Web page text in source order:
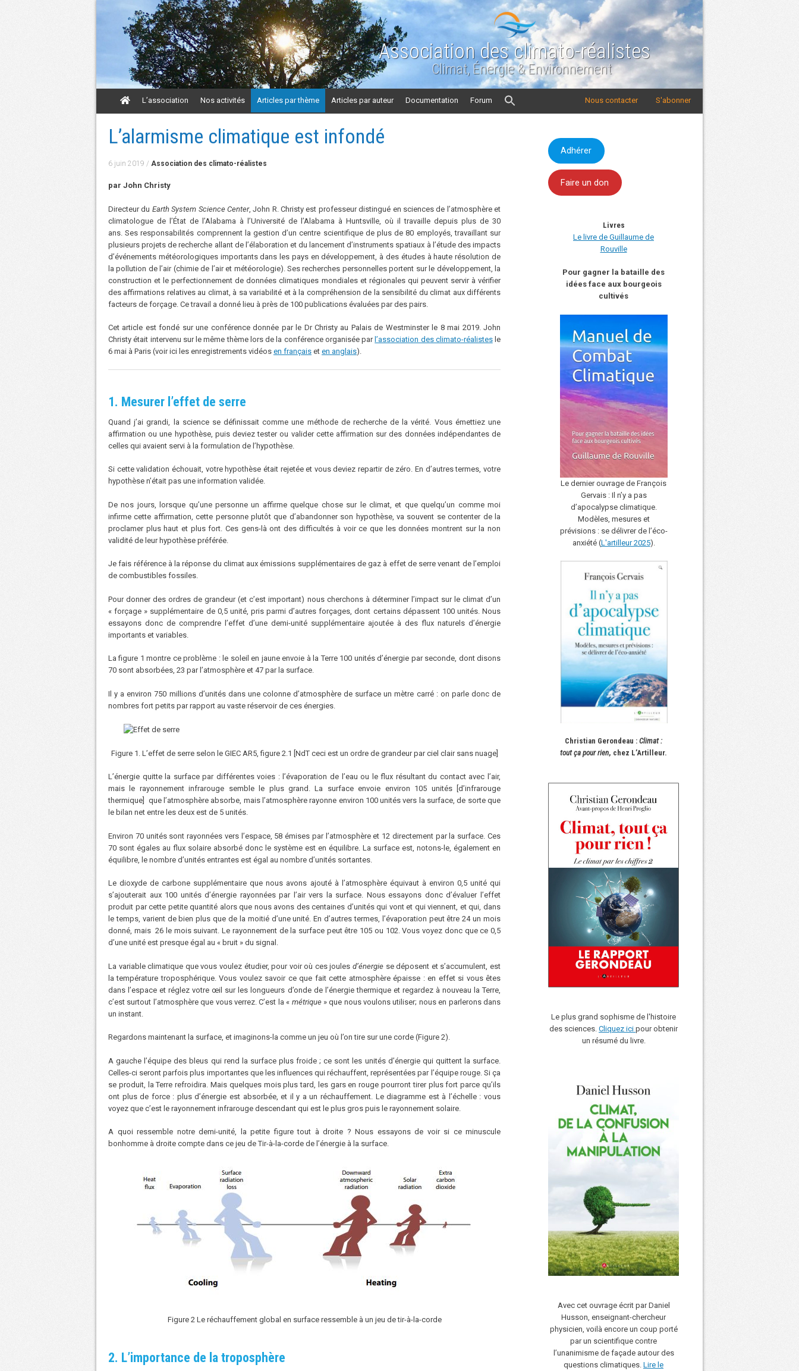
Association des climato-réalistes
Climat, Énergie & Environnement
L’association Nos activités Articles par thème Articles par auteur Documentation Forum S'abonner
Nous contacter
L’alarmisme climatique est infondé
6 juin 2019 / Association des climato-réalistes
par John Christy
Directeur du Earth System Science Center, John R. Christy est professeur distingué en sciences de l’atmosphère et
climatologue de l’État de l’Alabama à l’Université de l’Alabama à Huntsville, où il travaille depuis plus de 30
ans. Ses responsabilités comprennent la gestion d’un centre scientifique de plus de 80 employés, travaillant sur
plusieurs projets de recherche allant de l’élaboration et du lancement d’instruments spatiaux à l’étude des impacts
d’événements météorologiques importants dans les pays en développement, à des études à haute résolution de
la pollution de l’air (chimie de l’air et météorologie). Ses recherches personnelles portent sur le développement, la
construction et le perfectionnement de données climatiques mondiales et régionales qui peuvent servir à vérifier
des affirmations relatives au climat, à sa variabilité et à la compréhension de la sensibilité du climat aux différents
facteurs de forçage. Ce travail a donné lieu à près de 100 publications évaluées par des pairs.
Cet article est fondé sur une conférence donnée par le Dr Christy au Palais de Westminster le 8 mai 2019. John
Christy était intervenu sur le même thème lors de la conférence organisée par l’association des climato-réalistesle
6 mai à Paris (voir ici les enregistrements vidéos en français et en anglais).
1. Mesurer l’effet de serre
Quand j’ai grandi, la science se définissait comme une méthode de recherche de la vérité. Vous émettiez une
affirmation ou une hypothèse, puis deviez tester ou valider cette affirmation sur des données indépendantes de
celles qui avaient servi à la formulation de l’hypothèse.
Si cette validation échouait, votre hypothèse était rejetée et vous deviez repartir de zéro. En d’autres termes, votre
hypothèse n’était pas une information validée.
De nos jours, lorsque qu’une personne un affirme quelque chose sur le climat, et que quelqu’un comme moi
infirme cette affirmation, cette personne plutôt que d’abandonner son hypothèse, va souvent se contenter de la
proclamer plus haut et plus fort. Ces gens-là ont des difficultés à voir ce que les données montrent sur la non
validité de leur hypothèse préférée.
Je fais référence à la réponse du climat aux émissions supplémentaires de gaz à effet de serre venant de l’emploi
de combustibles fossiles.
Pour donner des ordres de grandeur (et c’est important) nous cherchons à déterminer l’impact sur le climat d’un
« forçage » supplémentaire de 0,5 unité, pris parmi d’autres forçages, dont certains dépassent 100 unités. Nous
essayons donc de comprendre l’effet d’une demi-unité supplémentaire ajoutée à des flux naturels d’énergie
importants et variables.
La figure 1 montre ce problème : le soleil en jaune envoie à la Terre 100 unités d’énergie par seconde, dont disons
70 sont absorbées, 23 par l’atmosphère et 47 par la surface.
Il y a environ 750 millions d’unités dans une colonne d’atmosphère de surface un mètre carré : on parle donc de
nombres fort petits par rapport au vaste réservoir de ces énergies.
Figure 1. L’effet de serre selon le GIEC AR5, figure 2.1 [NdT ceci est un ordre de grandeur par ciel clair sans nuage]
L’énergie quitte la surface par différentes voies : l’évaporation de l’eau ou le flux résultant du contact avec l’air,
mais le rayonnement infrarouge semble le plus grand. La surface envoie environ 105 unités [d’infrarouge
thermique] que l’atmosphère absorbe, mais l’atmosphère rayonne environ 100 unités vers la surface, de sorte que
le bilan net entre les deux est de 5 unités.
Environ 70 unités sont rayonnées vers l’espace, 58 émises par l’atmosphère et 12 directement par la surface. Ces
70 sont égales au flux solaire absorbé donc le système est en équilibre. La surface est, notons-le, également en
équilibre, le nombre d’unités entrantes est égal au nombre d’unités sortantes.
Le dioxyde de carbone supplémentaire que nous avons ajouté à l’atmosphère équivaut à environ 0,5 unité qui
s’ajouterait aux 100 unités d’énergie rayonnées par l’air vers la surface. Nous essayons donc d’évaluer l’effet
produit par cette petite quantité alors que nous avons des centaines d’unités qui vont et qui viennent, et qui, dans
le temps, varient de bien plus que de la moitié d’une unité. En d’autres termes, l’évaporation peut être 24 un mois
donné, mais 26 le mois suivant. Le rayonnement de la surface peut être 105 ou 102. Vous voyez donc que ce 0,5
d’une unité est presque égal au « bruit » du signal.
La variable climatique que vous voulez étudier, pour voir où ces joulesd’énergie se déposent et s’accumulent, est
la température troposphérique. Vous voulez savoir ce que fait cette atmosphère épaisse : en effet si vous êtes
dans l’espace et réglez votre œil sur les longueurs d’onde de l’énergie thermique et regardez à nouveau la Terre,
c’est surtout l’atmosphère que vous verrez. C’est la « métrique» que nous voulons utiliser; nous en parlerons dans
un instant.
Regardons maintenant la surface, et imaginons-la comme un jeu où l’on tire sur une corde (Figure 2).
A gauche l’équipe des bleus qui rend la surface plus froide ; ce sont les unités d’énergie qui quittent la surface.
Celles-ci seront parfois plus importantes que les influences qui réchauffent, représentées par l’équipe rouge. Si ça
se produit, la Terre refroidira. Mais quelques mois plus tard, les gars en rouge pourront tirer plus fort parce qu’ils
ont plus de force : plus d’énergie est absorbée, et il y a un réchauffement. Le diagramme est à l’échelle : vous
voyez que c’est le rayonnement infrarouge descendant qui est le plus gros puis le rayonnement solaire.
A quoi ressemble notre demi-unité, la petite figure tout à droite ? Nous essayons de voir si ce minuscule
bonhomme à droite compte dans ce jeu de Tir-à-la-corde de l’énergie à la surface.
Figure 2 Le réchauffement global en surface ressemble à un jeu de tir-à-la-corde
2. L’importance de la troposphère
Adhérer
Faire un don
Livres
Le livre de Guillaume de
Rouville
Pour gagner la bataille des
idées face aux bourgeois
cultivés
Le dernier ouvrage de François
Gervais : Il n’y a pas
d’apocalypse climatique.
Modèles, mesures et
prévisions : se délivrer de l’éco-
anxiété (L'artilleur 2025).
Christian Gerondeau : Climat :
tout ça pour rien, chez L’Artilleur.
Le plus grand sophisme de l'histoire
des sciences. Cliquez ici pour obtenir
un résumé du livre.
Avec cet ouvrage écrit par Daniel
Husson, enseignant-chercheur
physicien, voilà encore un coup porté
par un scientifique contre
l’unanimisme de façade autour des
questions climatiques. Lire le